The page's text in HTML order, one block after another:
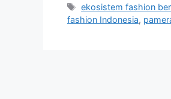
Tags
ekosistem fashion
fashion Indonesia,